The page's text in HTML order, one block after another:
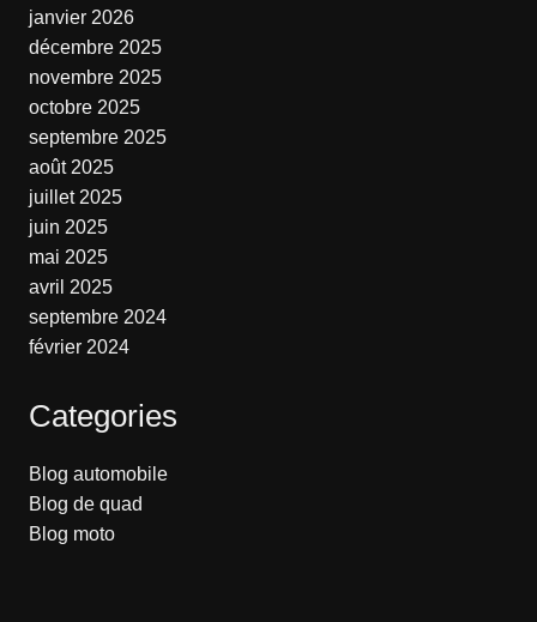
janvier 2026
décembre 2025
novembre 2025
octobre 2025
septembre 2025
août 2025
juillet 2025
juin 2025
mai 2025
avril 2025
septembre 2024
février 2024
Categories
Blog automobile
Blog de quad
Blog moto